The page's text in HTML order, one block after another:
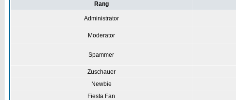
Rang
Administrator
Moderator
Spammer
Zuschauer
Newbie
Fiesta Fan